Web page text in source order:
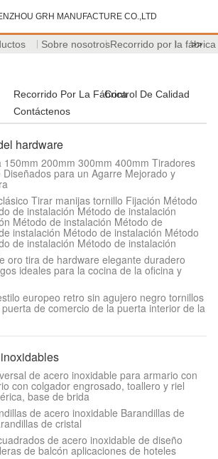
GRH MANUFACTURE CO.,LTD
Sobre nosotrosRecorrido por la fábrica
>>
Recorrido Por La FábricaControl De Calidad
Contáctenos
hardware
200mm 300mm 400mm Tiradores
para un Agarre Mejorado y
Tirar manijas tornillo Fijación Método
de instalación Método de instalación
Método de instalación Método de
instalación Método de instalación Método
de instalación Método de instalación
oro tira de hardware elegante duradero
ideales para la cocina de la oficina y
europeo retro sin agujero negro tornillos
de comercio de la puerta interior de la
de acero inoxidable para armario con
con colgador engrosado, toallero y riel
base de brida
de acero inoxidable Barandillas de
de cristal
de acero inoxidable de diseño
de balcón aplicaciones de hoteles